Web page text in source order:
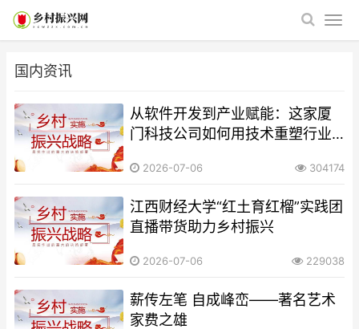
国内资讯
​从软件开发到产业赋能：这家厦
门科技公司如何用技术重塑行业
2026-07-06 304174
江西财经大学“红土育红榴”实践团
直播带货助力乡村振兴
2026-07-06 229038
薪传左笔 自成峰峦——著名艺术
家费之雄